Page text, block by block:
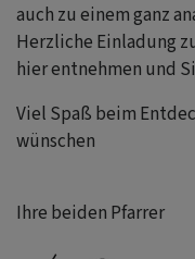
auch zu einem ganz
Herzliche Einladung
hier entnehmen und
Viel Spaß beim
wünschen
Ihre beiden Pfarrer